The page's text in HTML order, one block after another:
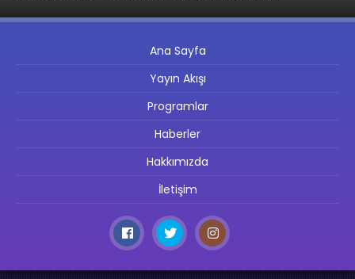
Ana Sayfa
Yayın Akışı
Programlar
Haberler
Hakkımızda
İletişim